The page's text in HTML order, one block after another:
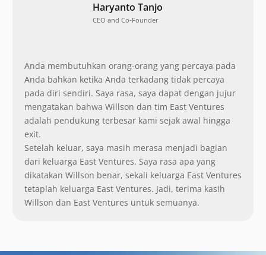
Haryanto Tanjo
CEO and Co-Founder
Anda membutuhkan orang-orang yang percaya pada
Anda bahkan ketika Anda terkadang tidak percaya
pada diri sendiri. Saya rasa, saya dapat dengan jujur
mengatakan bahwa Willson dan tim East Ventures
adalah pendukung terbesar kami sejak awal hingga
exit.
Setelah keluar, saya masih merasa menjadi bagian
dari keluarga East Ventures. Saya rasa apa yang
dikatakan Willson benar, sekali keluarga East Ventures
tetaplah keluarga East Ventures. Jadi, terima kasih
Willson dan East Ventures untuk semuanya.